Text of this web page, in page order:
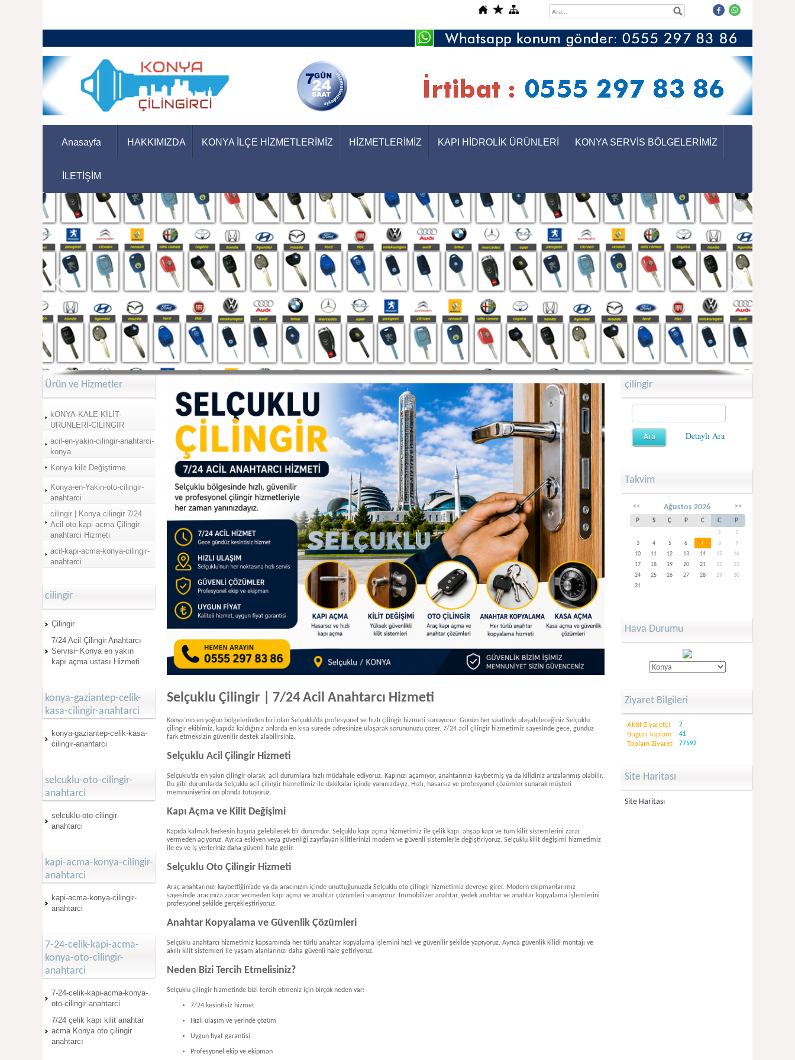
Anasayfa HAKKIMIZDA KONYA İLÇE HİZMETLERİMİZ HİZMETLERİMİZ KAPI HİDROLİK ÜRÜNLERİ KONYA SERVİS BÖLGELERİMİZ
İLETİŞİM
Ürün ve Hizmetler
kONYA-KALE-KİLİT-
URUNLERİ-CİLİNGİR
acil-en-yakin-cilingir-anahtarci-
konya
Konya kilit Değiştirme
Konya-en-Yakin-oto-cilingir-
anahtarci
cilingir | Konya cilingir 7/24
Acil oto kapi acma Çilingir
anahtarci Hizmeti
acil-kapi-acma-konya-cilingir-
anahtarci
cilingir
Çilingir
7/24 Acil Çilingir Anahtarcı
Servisi~Konya en yakın
kapı açma ustası Hizmeti
konya-gaziantep-celik-
kasa-cilingir-anahtarci
konya-gaziantep-celik-kasa-
cilingir-anahtarci
selcuklu-oto-cilingir-
anahtarci
selcuklu-oto-cilingir-
anahtarci
kapi-acma-konya-cilingir-
anahtarci
kapi-acma-konya-cilingir-
anahtarci
7-24-celik-kapi-acma-
konya-oto-cilingir-
anahtarci
7-24-celik-kapi-acma-konya-
oto-cilingir-anahtarci
7/24 çelik kapı kilit anahtar
acma Konya oto çilingir
anahtarcı
Selçuklu Çilingir | 7/24 Acil Anahtarcı Hizmeti
Konya’nın en yoğun bölgelerinden biri olan Selçuklu’da profesyonel ve hızlı çilingir hizmeti sunuyoruz. Günün her saatinde ulaşabileceğiniz Selçuklu
çilingir ekibimiz, kapıda kaldığınız anlarda en kısa sürede adresinize ulaşarak sorununuzu çözer. 7/24 acil çilingir hizmetimiz sayesinde gece, gündüz
fark etmeksizin güvenilir destek alabilirsiniz.
Selçuklu Acil Çilingir Hizmeti
Selçuklu’da en yakın çilingir olarak, acil durumlara hızlı müdahale ediyoruz. Kapınızı açamıyor, anahtarınızı kaybetmiş ya da kilidiniz arızalanmış olabilir.
Bu gibi durumlarda Selçuklu acil çilingir hizmetimiz ile dakikalar içinde yanınızdayız. Hızlı, hasarsız ve profesyonel çözümler sunarak müşteri
memnuniyetini ön planda tutuyoruz.
Kapı Açma ve Kilit Değişimi
Kapıda kalmak herkesin başına gelebilecek bir durumdur. Selçuklu kapı açma hizmetimiz ile çelik kapı, ahşap kapı ve tüm kilit sistemlerini zarar
vermeden açıyoruz. Ayrıca eskiyen veya güvenliği zayıflayan kilitlerinizi modern ve güvenli sistemlerle değiştiriyoruz. Selçuklu kilit değişimi hizmetimiz
ile ev ve iş yerleriniz daha güvenli hale gelir.
Selçuklu Oto Çilingir Hizmeti
Araç anahtarınızı kaybettiğinizde ya da aracınızın içinde unuttuğunuzda Selçuklu oto çilingir hizmetimiz devreye girer. Modern ekipmanlarımız
sayesinde aracınıza zarar vermeden kapı açma ve anahtar çözümleri sunuyoruz. Immobilizer anahtar, yedek anahtar ve anahtar kopyalama işlemlerini
profesyonel şekilde gerçekleştiriyoruz.
Anahtar Kopyalama ve Güvenlik Çözümleri
Selçuklu anahtarcı hizmetimiz kapsamında her türlü anahtar kopyalama işlemini hızlı ve güvenilir şekilde yapıyoruz. Ayrıca güvenlik kilidi montajı ve
akıllı kilit sistemleri ile yaşam alanlarınızı daha güvenli hale getiriyoruz.
Neden Bizi Tercih Etmelisiniz?
Selçuklu çilingir hizmetinde bizi tercih etmeniz için birçok neden var:
7/24 kesintisiz hizmet
Hızlı ulaşım ve yerinde çözüm
Uygun fiyat garantisi
Profesyonel ekip ve ekipman
çilingir
Detaylı Ara
Takvim
<< Ağustos 2026 >>
P S Ç P C C
P
1
2
3
4 5 6 7 8
9
10
11 12 13 14 15
16
17
18 19 20 21 22
23
24
25 26 27 28 29
30
31
Hava Durumu
Ziyaret Bilgileri
Aktif Ziyaretçi 2
Bugün Toplam 41
Toplam Ziyaret 77592
Site Haritası
Site Haritası